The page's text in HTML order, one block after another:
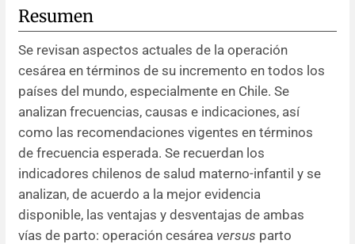
Políticas editoriales
Instrucciones para autores
Patrocinadores y financiamiento
Editores
Comité editorial
Resúmenes de congresos
Resumen
Se revisan aspectos actuales de la operación
cesárea en términos de su incremento en todos los
países del mundo, especialmente en Chile. Se
analizan frecuencias, causas e indicaciones, así
como las recomendaciones vigentes en términos
de frecuencia esperada. Se recuerdan los
indicadores chilenos de salud materno-infantil y se
analizan, de acuerdo a la mejor evidencia
disponible, las ventajas y desventajas de ambas
vías de parto: operación cesárea versus parto